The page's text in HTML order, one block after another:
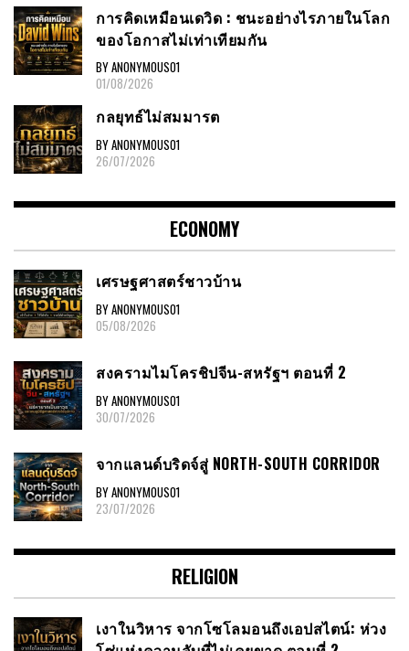
การคิดเหมือนเดวิด : ชนะอย่างไรภายในโลก
ของโอกาสไม่เท่าเทียมกัน
BY ANONYMOUS01
01/08/2026
กลยุทธ์ไม่สมมารต
BY ANONYMOUS01
26/07/2026
ECONOMY
เศรษฐศาสตร์ชาวบ้าน
BY ANONYMOUS01
05/08/2026
สงครามไมโครชิปจีน-สหรัฐฯ ตอนที่ 2
BY ANONYMOUS01
30/07/2026
จากแลนด์บริดจ์สู่ NORTH-SOUTH CORRIDOR
BY ANONYMOUS01
23/07/2026
RELIGION
เงาในวิหาร จากโซโลมอนถึงเอปสไตน์: ห่วง